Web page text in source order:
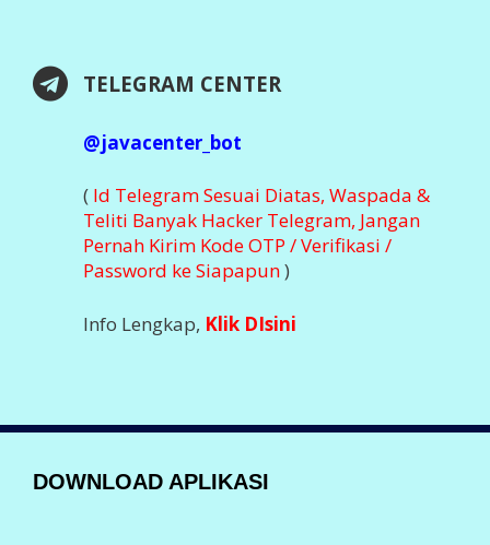
TELEGRAM CENTER
@javacenter_bot
( Id Telegram Sesuai Diatas, Waspada &
Teliti Banyak Hacker Telegram, Jangan
Pernah Kirim Kode OTP / Verifikasi /
Password ke Siapapun)
Info Lengkap, Klik DIsini
DOWNLOAD APLIKASI